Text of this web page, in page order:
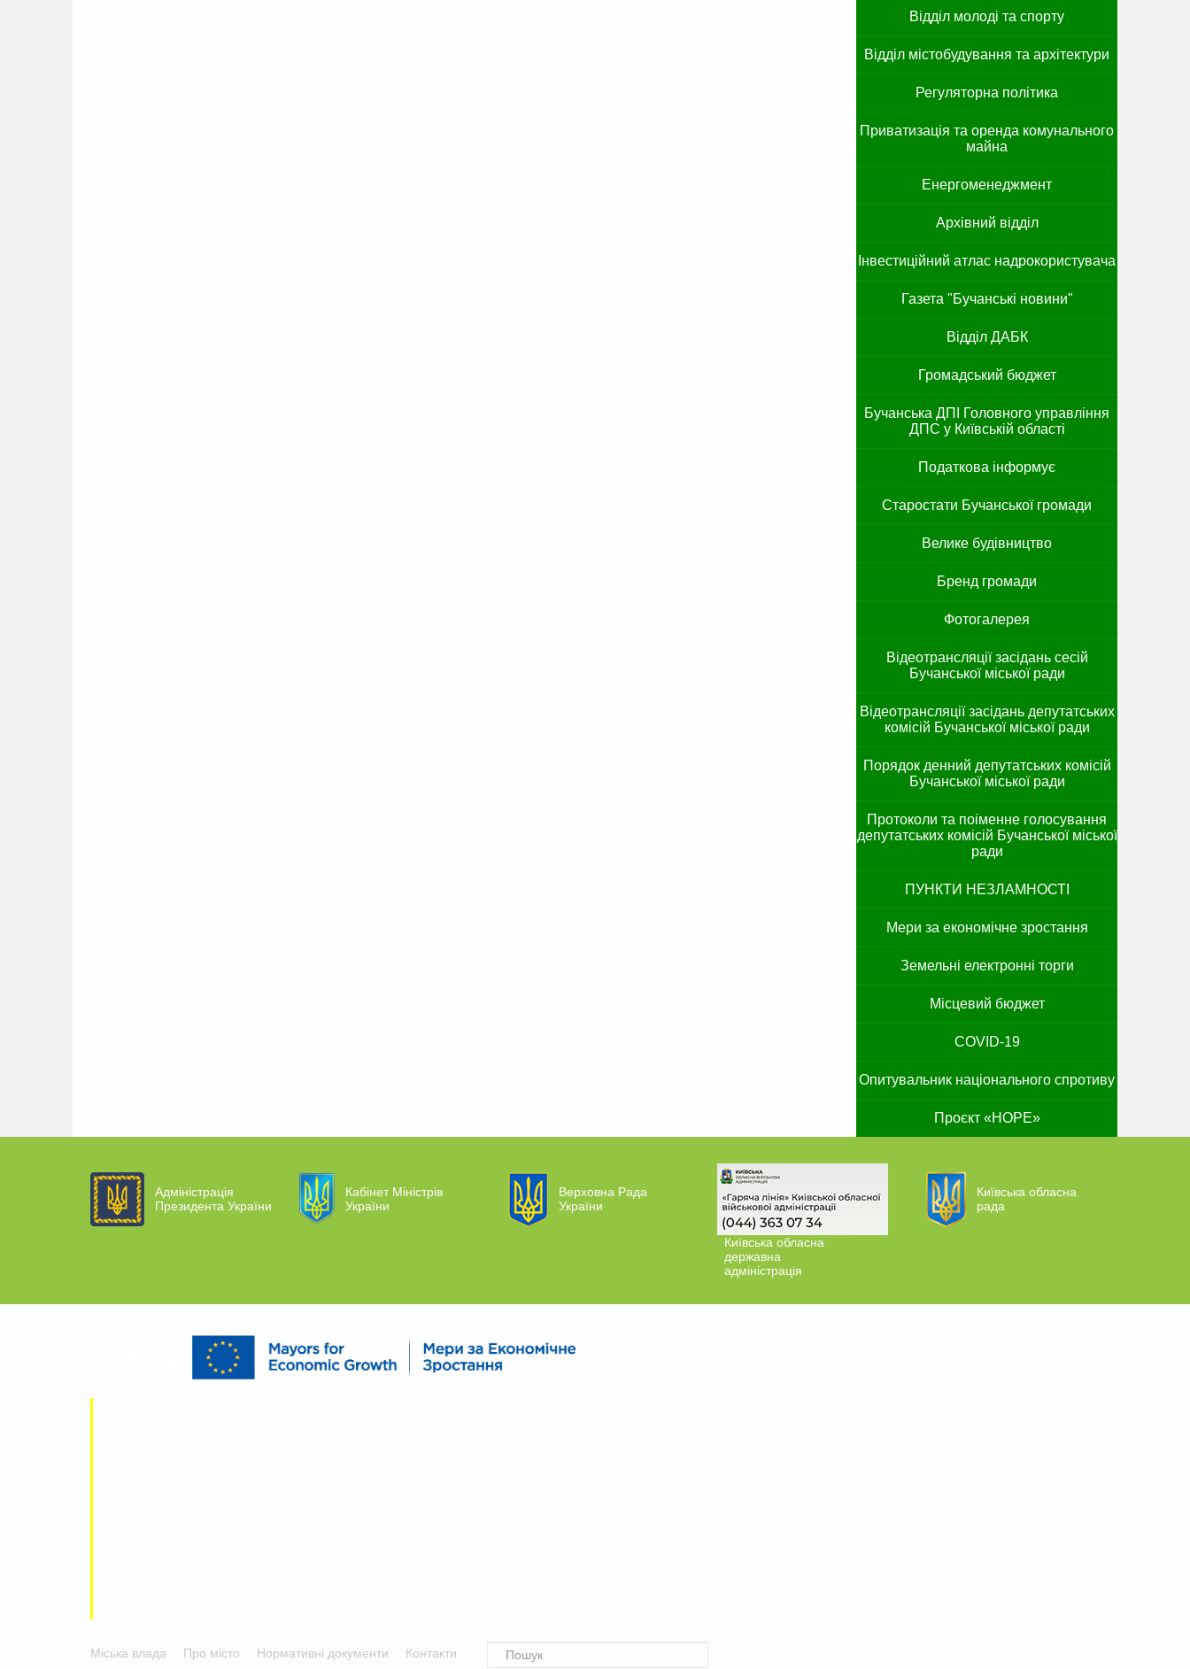
Відділ молоді та спорту
Відділ містобудування та архітектури
Регуляторна політика
Приватизація та оренда комунального
майна
Енергоменеджмент
Архівний відділ
Інвестиційний атлас надрокористувача
Газета "Бучанські новини"
Відділ ДАБК
Громадський бюджет
Бучанська ДПІ Головного управління
ДПС у Київській області
Податкова інформує
Старостати Бучанської громади
Велике будівництво
Бренд громади
Фотогалерея
Відеотрансляції засідань сесій
Бучанської міської ради
Відеотрансляції засідань депутатських
комісій Бучанської міської ради
Порядок денний депутатських комісій
Бучанської міської ради
Протоколи та поіменне голосування
депутатських комісій Бучанської міської
ради
ПУНКТИ НЕЗЛАМНОСТІ
Мери за економічне зростання
Земельні електронні торги
Місцевий бюджет
COVID-19
Опитувальник національного спротиву
Проєкт «HOPE»
Адміністрація
Президента України
Кабінет Міністрів
України
Верховна Рада
України
Київська обласна
державна
адміністрація
Київська обласна
рада
Міська влада Про місто Нормативні документи Контакти